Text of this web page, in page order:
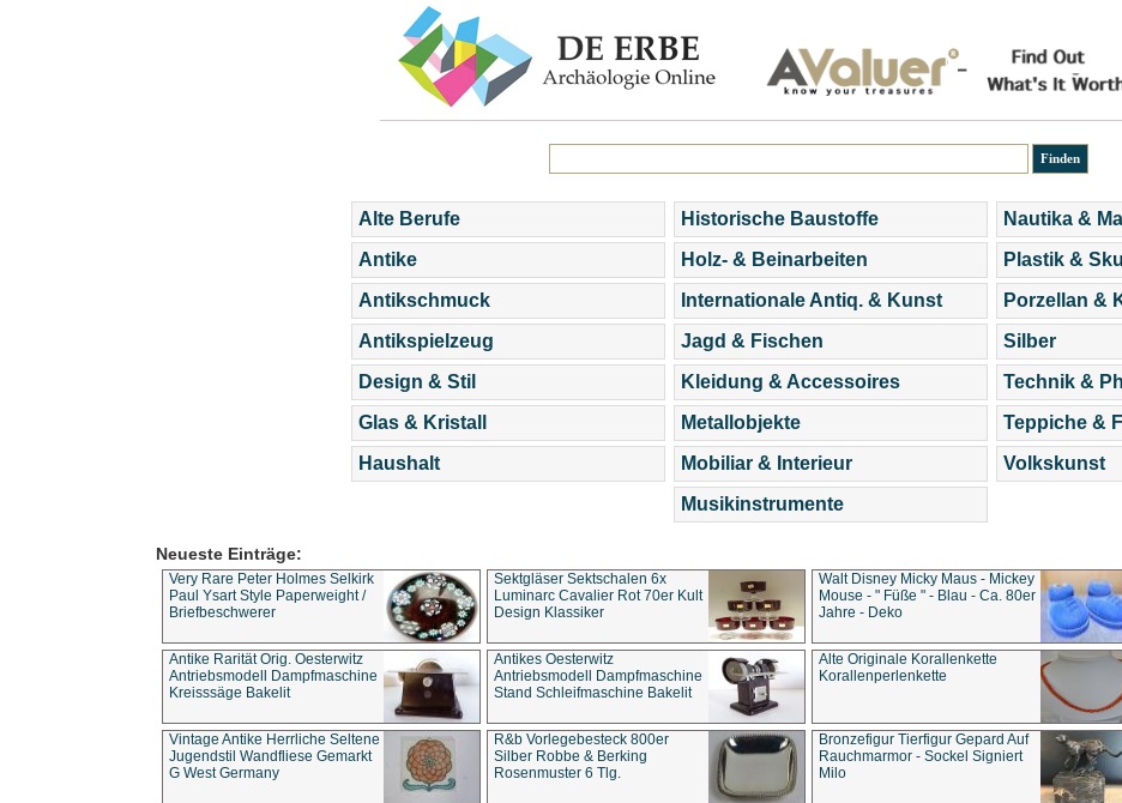
Alte Berufe
Antike
Antikschmuck
Antikspielzeug
Design & Stil
Glas & Kristall
Haushalt
Historische Baustoffe
Holz- & Beinarbeiten
Internationale Antiq. & Kunst
Jagd & Fischen
Kleidung & Accessoires
Metallobjekte
Mobiliar & Interieur
Musikinstrumente
Nautika &
Plastik &
Porzellan &
Silber
Technik &
Teppiche &
Volkskunst
Neueste Einträge:
Very Rare Peter Holmes Selkirk
Paul Ysart Style Paperweight /
Briefbeschwerer
Sektgläser Sektschalen 6x
Luminarc Cavalier Rot 70er Kult
Design Klassiker
Walt Disney Micky Maus - Mickey
Mouse - " Füße " - Blau - Ca. 80er
Jahre - Deko
Antike Rarität Orig. Oesterwitz
Antriebsmodell Dampfmaschine
Kreisssäge Bakelit
Antikes Oesterwitz
Antriebsmodell Dampfmaschine
Stand Schleifmaschine Bakelit
Alte Originale Korallenkette
Korallenperlenkette
Vintage Antike Herrliche Seltene
Jugendstil Wandfliese Gemarkt
G West Germany
R&b Vorlegebesteck 800er
Silber Robbe & Berking
Rosenmuster 6 Tlg.
Bronzefigur Tierfigur Gepard Auf
Rauchmarmor - Sockel Signiert
Milo